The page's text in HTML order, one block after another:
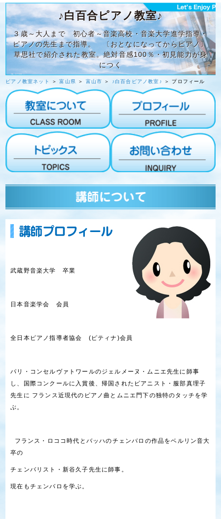
♪白百合ピアノ教室♪
３歳～大人まで 初心者～音楽高校・音楽大学進学指導・
ピアノの先生まで指導。 〔おとなになってからピアノ〕
草思社で紹介された教室。絶対音感100％・初見能力が身
につく
ピアノ教室ネット ＞富山県 ＞ 富山市 ＞ ♪白百合ピアノ教室♪ ＞ プロフィール
武蔵野音楽大学 卒業
日本音楽学会 会員
全日本ピアノ指導者協会 (ピティナ)会員
パリ・コンセルヴァトワールのジェルメーヌ・ムニエ先生に師事
し、国際コンクールに入賞後、帰国されたピアニスト・服部真理子
先生に フランス近現代のピアノ曲とムニエ門下の独特のタッチを学
ぶ。
フランス・ロココ時代とバッハのチェンバロの作品をベルリン音大
卒の
チェンバリスト・新谷久子先生に師事。
現在もチェンバロを学ぶ。